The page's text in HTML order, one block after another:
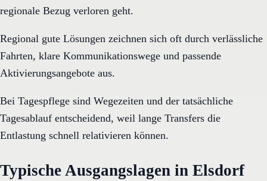
regionale Bezug verloren geht.
Regional gute Lösungen zeichnen sich oft durch verlässliche
Fahrten, klare Kommunikationswege und passende
Aktivierungsangebote aus.
Bei Tagespflege sind Wegezeiten und der tatsächliche
Tagesablauf entscheidend, weil lange Transfers die
Entlastung schnell relativieren können.
Typische Ausgangslagen in Elsdorf